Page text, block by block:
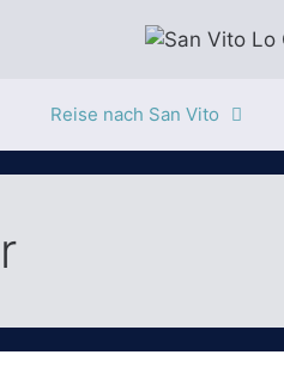
Reise nach San Vito